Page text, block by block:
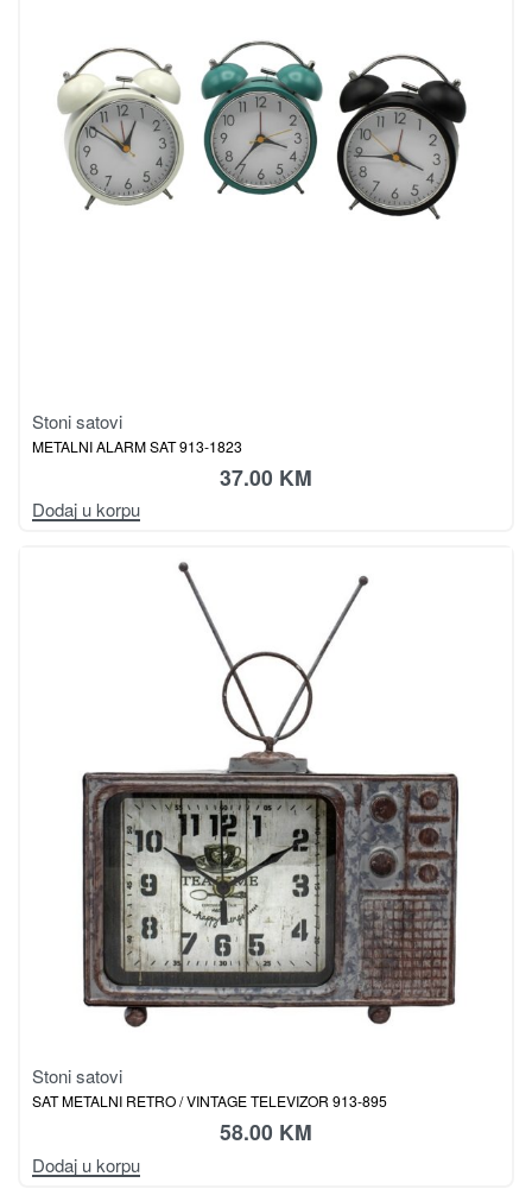
Stoni satovi
METALNI ALARM SAT 913-1823
37.00 KM
Dodaj u korpu
Stoni satovi
SAT METALNI RETRO / VINTAGE TELEVIZOR 913-895
58.00 KM
Dodaj u korpu